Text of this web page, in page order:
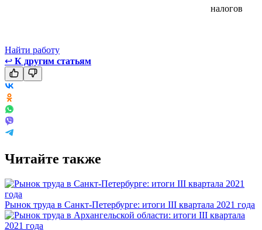
налогов
Найти работу
↩ К другим статьям
Читайте также
Рынок труда в Санкт-Петербурге: итоги III квартала 2021 года